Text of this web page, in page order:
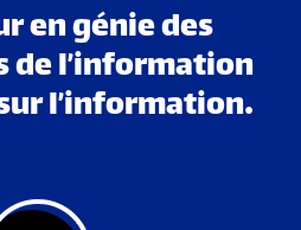
en génie des
l’information
l’information.